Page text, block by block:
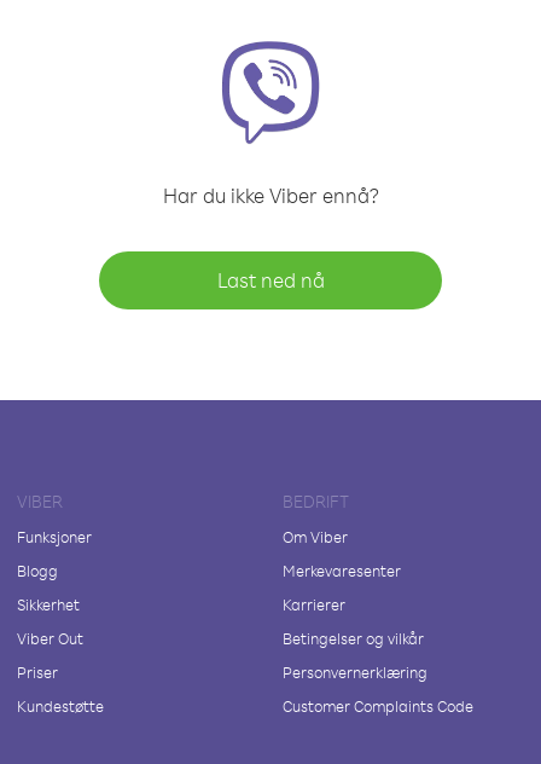
Har du ikke Viber ennå?
Last ned nå
VIBER
Funksjoner
Blogg
Sikkerhet
Viber Out
Priser
Kundestøtte
BEDRIFT
Om Viber
Merkevaresenter
Karrierer
Betingelser og vilkår
Personvernerklæring
Customer Complaints Code